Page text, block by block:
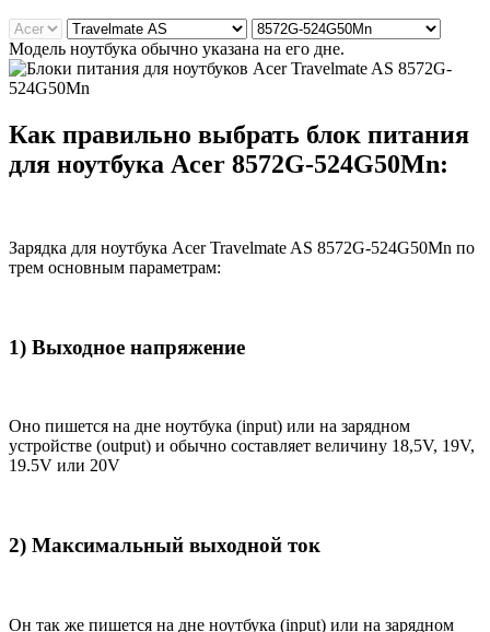
Модель ноутбука обычно указана на его дне.
Как правильно выбрать блок питания
для ноутбука Acer 8572G-524G50Mn:
Зарядка для ноутбука Acer Travelmate AS 8572G-524G50Mn по
трем основным параметрам:
1) Выходное напряжение
Оно пишется на дне ноутбука (input) или на зарядном
устройстве (output) и обычно составляет величину 18,5V, 19V,
19.5V или 20V
2) Максимальный выходной ток
Он так же пишется на дне ноутбука (input) или на зарядном